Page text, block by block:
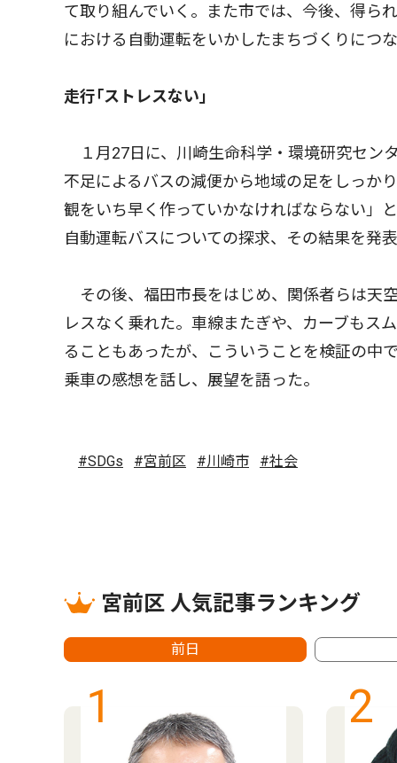
て取り組んでいく。また市では、今後、得ら
における自動運転をいかしたまちづくりにつ
走行｢ストレスない｣
１月27日に、川崎生命科学・環境研究セン
不足によるバスの減便から地域の足をしっか
観をいち早く作っていかなければならない」
自動運転バスについての探求、その結果を発
その後、福田市長をはじめ、関係者らは天
レスなく乗れた。車線またぎや、カーブもス
ることもあったが、こういうことを検証の中
乗車の感想を話し、展望を語った。
#SDGs #宮前区 #川崎市 #社会
宮前区 人気記事ランキング
前日
1 2